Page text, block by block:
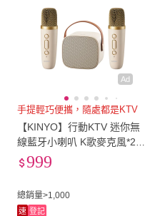
Ad
手提輕巧便攜，隨處都是KTV
【KINYO】行動KTV 迷你無
線藍牙小喇叭 K歌麥克風*2
(卡拉ok K歌喇叭 K歌神器 KY
總銷量>1,000
999
速 登記